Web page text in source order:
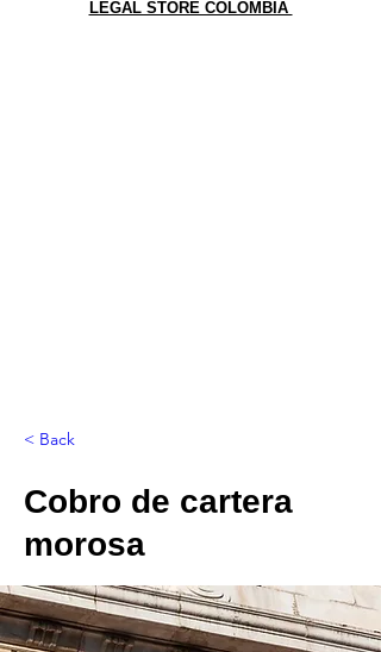
LEGAL STORE COLOMBIA
< Back
Cobro de cartera
morosa